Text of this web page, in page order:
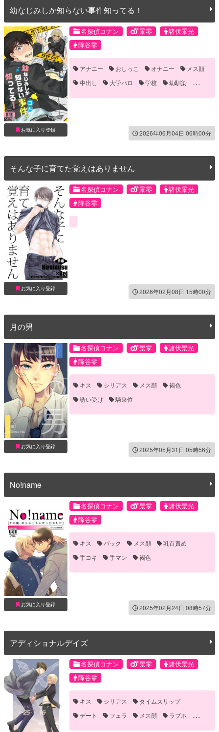
幼なじみしか知らない事件知ってる！
お気に入り登録
名探偵コナン 景零
諸伏景光
降谷零
アナニー おしっこ オナニー
メス顔
中出し
大学パロ 学校
幼馴染
褐色
2026年06月04日 06時00分
そんな子に育てた覚えはありません
お気に入り登録
名探偵コナン 景零
諸伏景光
降谷零
2026年02月08日 15時00分
月の男
お気に入り登録
名探偵コナン 景零
諸伏景光
降谷零
キス シリアス メス顔
褐色
誘い受け
騎乗位
2025年05月31日 05時56分
No!name
お気に入り登録
名探偵コナン 景零
諸伏景光
降谷零
キス バック メス顔
乳首責め
手コキ
手マン 褐色
2025年02月24日 08時57分
アディショナルデイズ
名探偵コナン 景零
諸伏景光
降谷零
キス シリアス
タイムスリップ
デート
フェラ メス顔
ラブホ
褐色
長編